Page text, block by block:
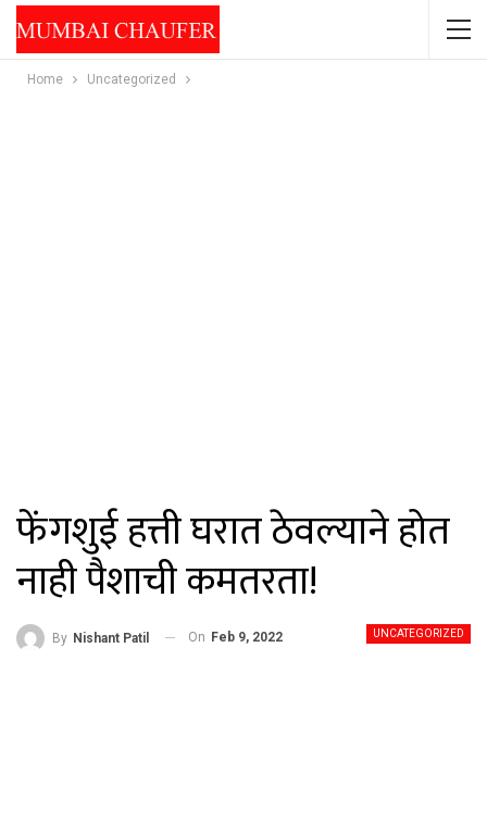
Home Uncategorized
फेंगशुई हत्ती घरात ठेवल्याने होत
नाही पैशाची कमतरता!
UNCATEGORIZED
By Nishant Patil On Feb 9, 2022